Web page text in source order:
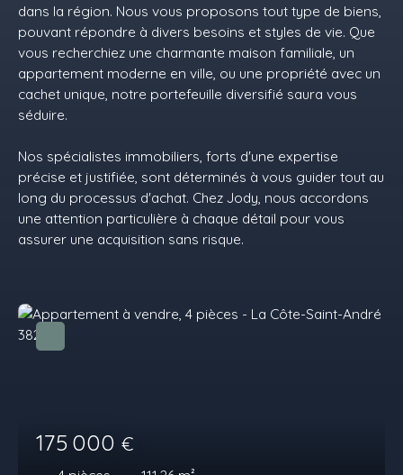
dans la région. Nous vous proposons tout type de biens,
pouvant répondre à divers besoins et styles de vie. Que
vous recherchiez une charmante maison familiale, un
appartement moderne en ville, ou une propriété avec un
cachet unique, notre portefeuille diversifié saura vous
séduire.
Nos spécialistes immobiliers, forts d'une expertise
précise et justifiée, sont déterminés à vous guider tout au
long du processus d'achat. Chez Jody, nous accordons
une attention particulière à chaque détail pour vous
assurer une acquisition sans risque.
175 000 €